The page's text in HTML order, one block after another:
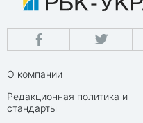
О компании
Редакционная политика и
стандарты